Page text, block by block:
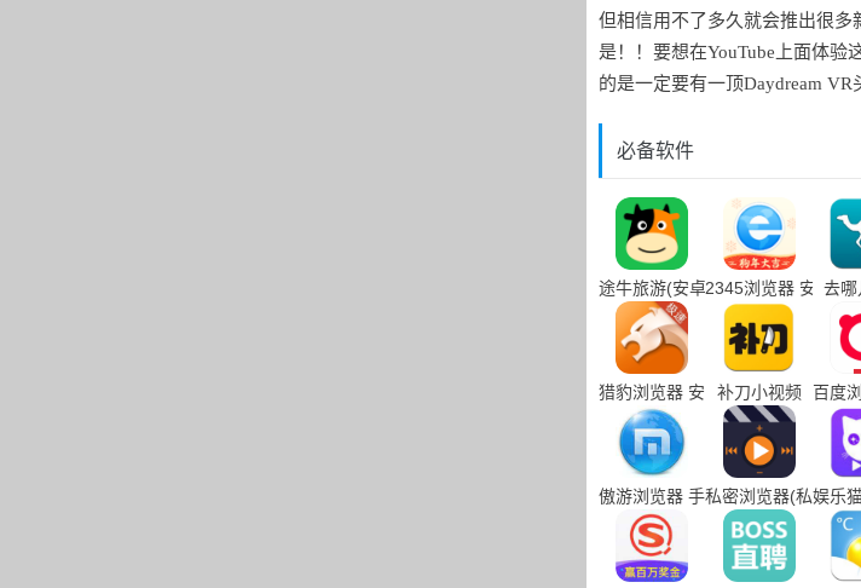
但相信用不了多久就会推出很多
是！！要想在YouTube上面体验
的是一定要有一顶Daydream VR
必备软件
途牛旅游(安卓版手机下载)
2345浏览器 安卓版
去
猎豹浏览器 安卓版补刀小视频 百度
傲游浏览器 手机下载私密浏览器(私密浏
娱乐